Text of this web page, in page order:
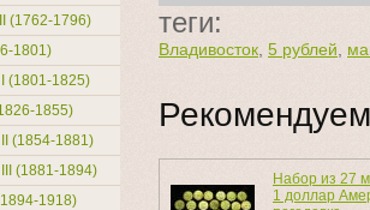
(1762-1796)
1801)
1825)
1855)
(1854-1881)
(1881-1894)
1918)
теги:
Владивосток 5 рублей
Набор из 27
1 доллар